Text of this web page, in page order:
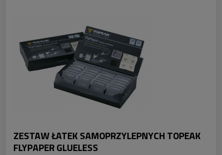
ZESTAW ŁATEK SAMOPRZYLEPNYCH TOPEAK
FLYPAPER GLUELESS